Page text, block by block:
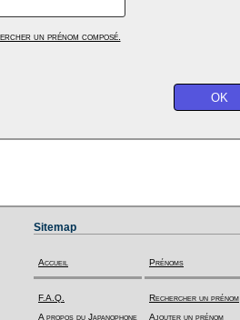
un prénom composé.
Sitemap
Accueil
F.A.Q.
A propos du Japanophone
Prénoms
Rechercher un prénom
Ajouter un prénom